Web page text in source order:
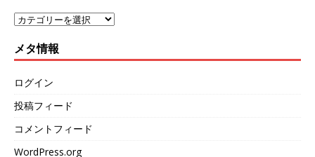
メタ情報
ログイン
投稿フィード
コメントフィード
WordPress.org